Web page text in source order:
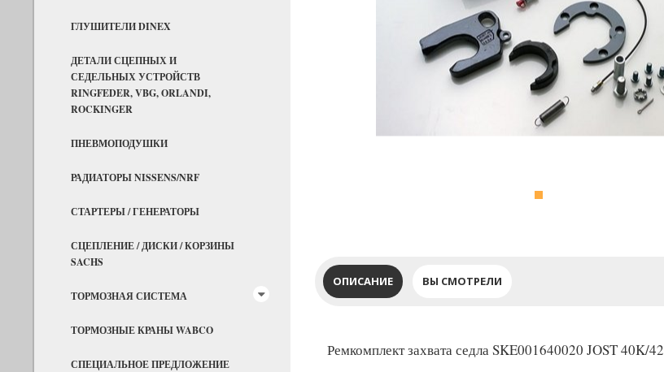
ГЛУШИТЕЛИ DINEX
ДЕТАЛИ СЦЕПНЫХ И
СЕДЕЛЬНЫХ УСТРОЙСТВ
RINGFEDER, VBG, ORLANDI,
ROCKINGER
ПНЕВМОПОДУШКИ
РАДИАТОРЫ NISSENS/NRF
СТАРТЕРЫ / ГЕНЕРАТОРЫ
СЦЕПЛЕНИЕ / ДИСКИ / КОРЗИНЫ
SACHS
ТОРМОЗНАЯ СИСТЕМА
ТОРМОЗНЫЕ КРАНЫ WABCO
СПЕЦИАЛЬНОЕ ПРЕДЛОЖЕНИЕ
ОПИСАНИЕ ВЫ СМОТРЕЛИ
Ремкомплект захвата седла SKE001640020 JOST 40K/42